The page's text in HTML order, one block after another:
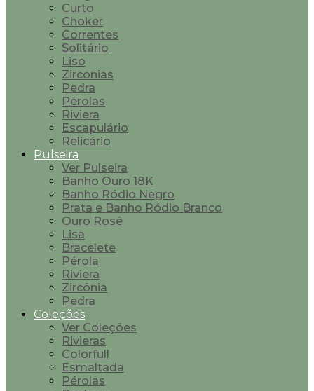
Curto
Choker
Correntes
Solitário
Liso
Zirconias
Pedra
Pérolas
Riviera
Escapulário
Relicário
Pulseira
Ver Pulseira
Banho Ouro 18K
Banho Ródio Negro
Prata e Banho Ródio Branco
Ouro Rosê
Lisa
Bracelete
Pérola
Riviera
Zircônia
Pedra
Coleções
Ver Coleções
Rivieras
Colorfull
Esmaltada
Pérolas